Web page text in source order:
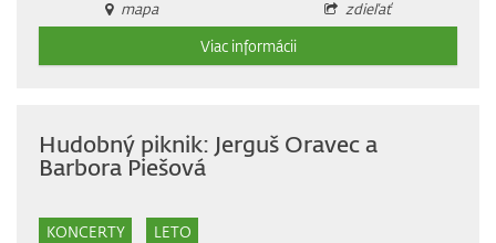
mapa
zdieľať
Viac informácii
Hudobný piknik: Jerguš Oravec a
Barbora Piešová
KONCERTY LETO